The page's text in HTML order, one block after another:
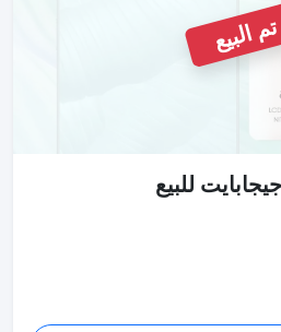
تم البيع